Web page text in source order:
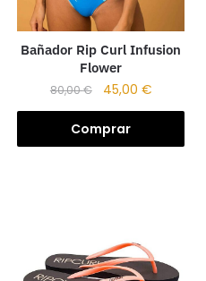
Bañador Rip Curl Infusion
Flower
80,00€ 45,00 €
Comprar